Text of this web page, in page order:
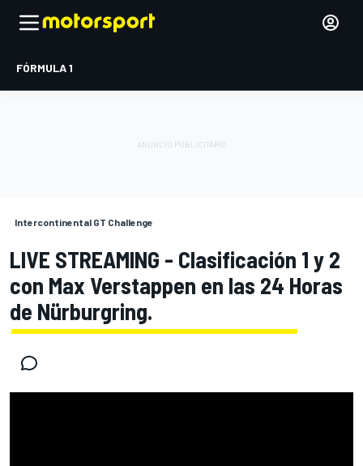
FÓRMULA 1
Intercontinental GT Challenge
LIVE STREAMING - Clasificación 1 y 2
con Max Verstappen en las 24 Horas
de Nürburgring.